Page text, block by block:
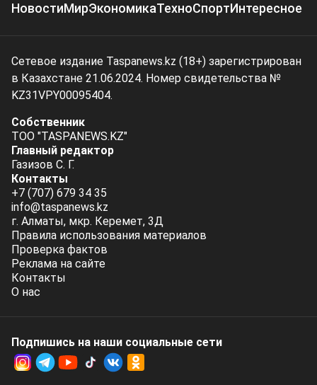
НовостиМирЭкономикаТехноСпортИнтересное
Сетевое издание Taspanews.kz (18+) зарегистрирован
в Казахстане 21.06.2024. Номер свидетельства №
KZ31VPY00095404.
Собственник
ТОО "TASPANEWS.KZ"
Главный редактор
Газизов С. Г.
Контакты
+7 (707) 679 34 35
info@taspanews.kz
г. Алматы, мкр. Керемет, 3Д
Правила использования материалов
Проверка фактов
Реклама на сайте
Контакты
О нас
Подпишись на наши социальные cети